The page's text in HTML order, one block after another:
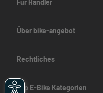
Für Händler
Über bike-angebot
Rechtliches
Top E-Bike Kategorien